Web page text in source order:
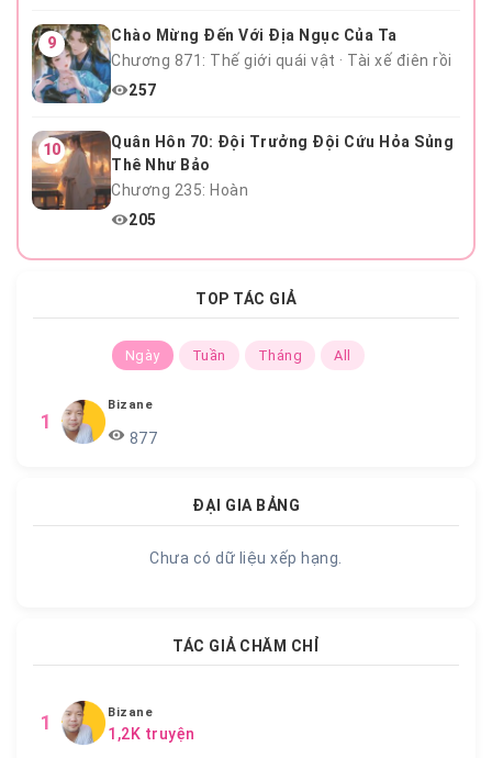
9
Chào Mừng Đến Với Địa Ngục Của Ta
Chương 871: Thế giới quái vật · Tài xế điên rồi
257
10
Quân Hôn 70: Đội Trưởng Đội Cứu Hỏa Sủng
Thê Như Bảo
Chương 235: Hoàn
205
TOP TÁC GIẢ
Ngày Tuần Tháng All
1
Bizane
877
ĐẠI GIA BẢNG
Chưa có dữ liệu xếp hạng.
TÁC GIẢ CHĂM CHỈ
1 Bizane
1,2K truyện